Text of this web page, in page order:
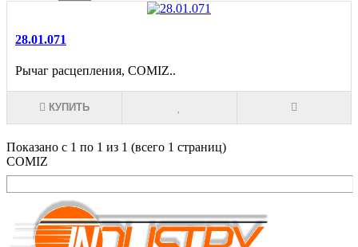
28.01.071
Рычаг расцепления, COMIZ..
КУПИТЬ
Показано с 1 по 1 из 1 (всего 1 страниц)
COMIZ